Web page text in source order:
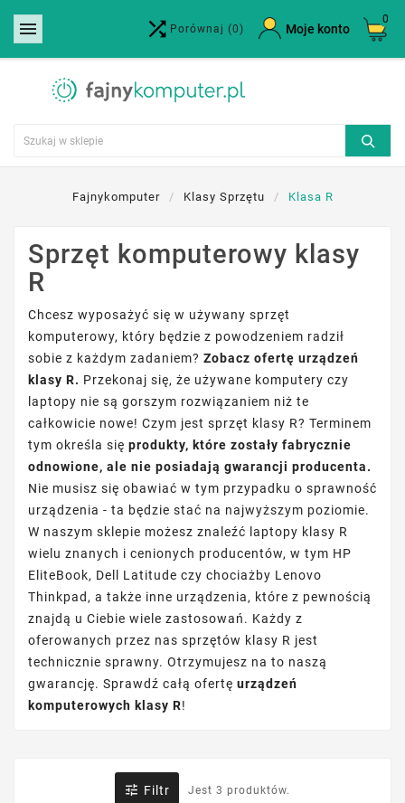
  Porównaj (0) Moje konto
0
Fajnykomputer Klasy Sprzętu Klasa R
Sprzęt komputerowy klasy
R
Chcesz wyposażyć się w używany sprzęt
komputerowy, który będzie z powodzeniem radził
sobie z każdym zadaniem? Zobacz ofertę urządzeń
klasy R. Przekonaj się, że używane komputery czy
laptopy nie są gorszym rozwiązaniem niż te
całkowicie nowe! Czym jest sprzęt klasy R? Terminem
tym określa się produkty, które zostały fabrycznie
odnowione, ale nie posiadają gwarancji producenta.
Nie musisz się obawiać w tym przypadku o sprawność
urządzenia - ta będzie stać na najwyższym poziomie.
W naszym sklepie możesz znaleźć laptopy klasy R
wielu znanych i cenionych producentów, w tym HP
EliteBook, Dell Latitude czy chociażby Lenovo
Thinkpad, a także inne urządzenia, które z pewnością
znajdą u Ciebie wiele zastosowań. Każdy z
oferowanych przez nas sprzętów klasy R jest
technicznie sprawny. Otrzymujesz na to naszą
gwarancję. Sprawdź całą ofertę urządzeń
komputerowych klasy R!
 Filtr Jest 3 produktów.
Utwórz listę życzeń ×
Nazwa listy życzeń
Anuluj Utwórz listę życzeń